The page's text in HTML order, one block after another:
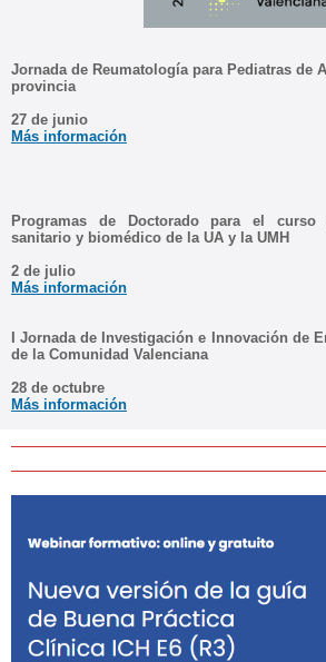
Jornada de Reumatología para Pediatras de
provincia
27 de junio
Más información
Programas de Doctorado para el curso
sanitario y biomédico de la UA y la UMH
2 de julio
Más información
I Jornada de Investigación e Innovación de
de la Comunidad Valenciana
28 de octubre
Más información